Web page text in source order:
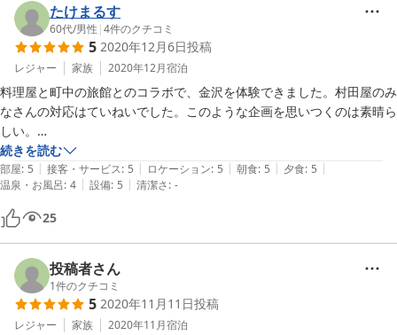
たけまるす
60代/男性 |4件のクチコミ
5 2020年12月6日投稿
レジャー 家族 2020年12月宿泊
料理屋と町中の旅館とのコラボで、金沢を体験できました。村田屋のみ
なさんの対応はていねいでした。このような企画を思いつくのは素晴ら
しい。
私には，GoToトラベルでしかいただけない割烹料理でしたが，ふだん
からの旅行ずきにきくと，大手の観光旅館なら不可能な，良心的な設定
とのこと．
金沢だからでしょうか女性客が多かったので、男性は夫婦づれでないと
小さな旅館なのでやや落ち着かないおそれがあります．
とくによかったのは，村田屋の朝食です．金沢の家庭的な味を体験でき
ました．
続きを読む
部屋: 5 | 接客・サービス: 5 | ロケーション: 5 | 朝食: 5 | 夕食: 5 |
温泉・お風呂: 4 | 設備: 5 | 清潔さ: -
25
投稿者さん
1件のクチコミ
5 2020年11月11日投稿
レジャー 家族 2020年11月宿泊